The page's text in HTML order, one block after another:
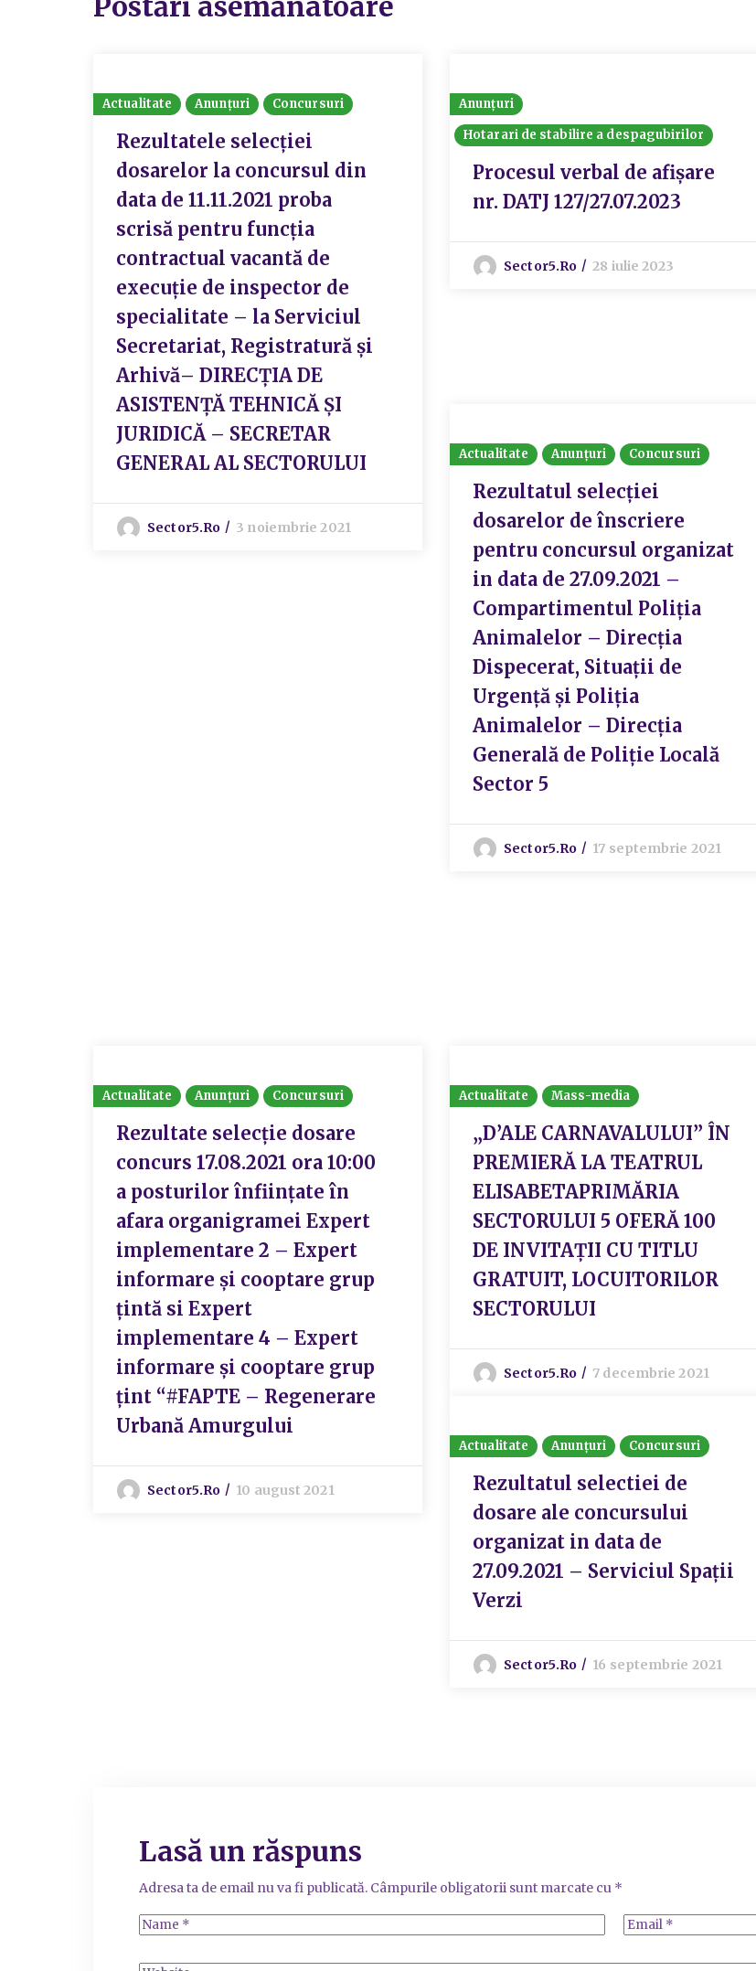
Actualitate Anunțuri Concursuri
Rezultatele selecției
dosarelor la concursul din
data de 11.11.2021 proba
scrisă pentru funcția
contractual vacantă de
execuție de inspector de
specialitate – la Serviciul
Secretariat, Registratură și
Arhivă– DIRECȚIA DE
ASISTENȚĂ TEHNICĂ ȘI
JURIDICĂ – SECRETAR
GENERAL AL SECTORULUI
Sector5.ro 3 noiembrie 2021
Anunțuri
Hotarari de stabilire a despagubirilor
Procesul verbal de afișare
nr. DATJ 127/27.07.2023
Sector5.ro 28 iulie 2023
Actualitate Anunțuri Concursuri
Rezultatul selecției
dosarelor de înscriere
pentru concursul organizat
in data de 27.09.2021 –
Compartimentul Poliția
Animalelor – Direcția
Dispecerat, Situații de
Urgență și Poliția
Animalelor – Direcția
Generală de Poliție Locală
Sector 5
Sector5.ro 17 septembrie 2021
Actualitate Anunțuri Concursuri
Rezultate selecție dosare
concurs 17.08.2021 ora 10:00
a posturilor înființate în
afara organigramei Expert
implementare 2 – Expert
informare și cooptare grup
țintă si Expert
implementare 4 – Expert
informare și cooptare grup
țint “#FAPTE – Regenerare
Urbană Amurgului
Sector5.ro 10 august 2021
Actualitate Mass-media
„D’ALE CARNAVALULUI” ÎN
PREMIERĂ LA TEATRUL
ELISABETAPRIMĂRIA
SECTORULUI 5 OFERĂ 100
DE INVITAȚII CU TITLU
GRATUIT, LOCUITORILOR
SECTORULUI
Sector5.ro 7 decembrie 2021
Actualitate Anunțuri Concursuri
Rezultatul selectiei de
dosare ale concursului
organizat in data de
27.09.2021 – Serviciul Spații
Verzi
Sector5.ro 16 septembrie 2021
Lasă un răspuns
Adresa ta de email nu va fi publicată. Câmpurile obligatorii sunt marcate cu *